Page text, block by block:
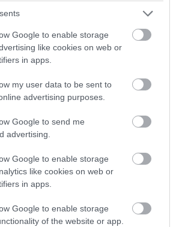
Google to enable storage
like cookies on web or
in apps.
my user data to be sent to
advertising purposes.
Google to send me
advertising.
Google to enable storage
like cookies on web or
in apps.
Google to enable storage
of the website or app.
ΖΩΔΙΑ
θεωρούνται γεννημένοι
φιλοδοξία,
και «μυαλό» για